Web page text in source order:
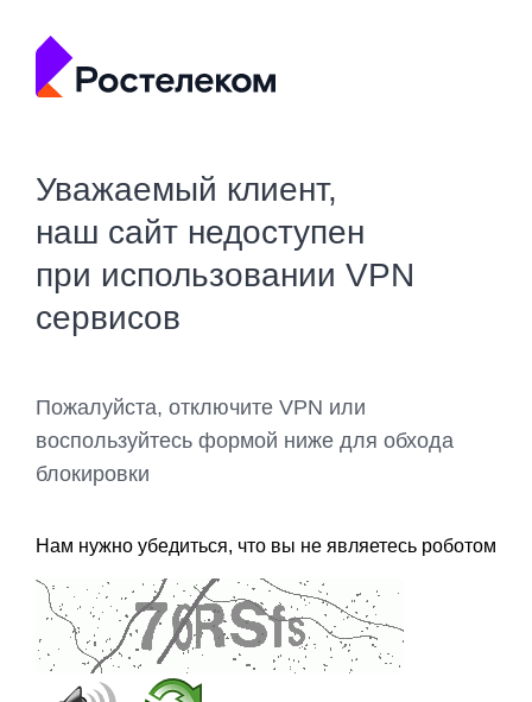
Уважаемый клиент,
наш сайт недоступен
при использовании VPN
сервисов
Пожалуйста, отключите VPN или
воспользуйтесь формой ниже для обхода
блокировки
Нам нужно убедиться, что вы не являетесь роботом